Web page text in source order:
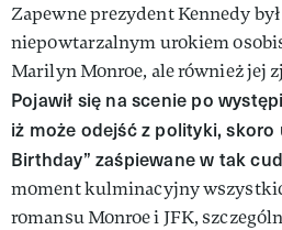
Zapewne prezydent Kennedy
niepowtarzalnym urokiem
Marilyn Monroe, ale również jej
Pojawił się na scenie po
iż może odejść z polityki, skoro
Birthday” zaśpiewane w tak
moment kulminacyjny
romansu Monroe i JFK,